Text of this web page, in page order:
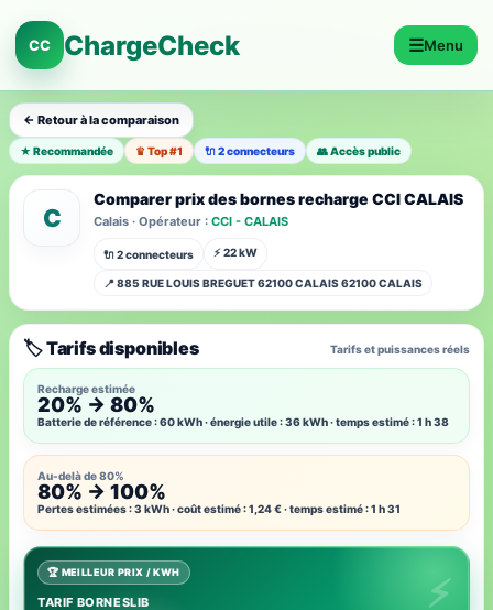
CC ChargeCheck ☰Menu
← Retour à la comparaison
★ Recommandée ♛ Top #1 🔌 2 connecteurs 👥 Accès public
C
Comparer prix des bornes recharge CCI CALAIS
Calais · Opérateur : CCI - CALAIS
🔌 2 connecteurs ⚡ 22 kW
📍 885 RUE LOUIS BREGUET 62100 CALAIS 62100 CALAIS
🏷️ Tarifs disponibles Tarifs et puissances réels
Recharge estimée
20% → 80%
Batterie de référence : 60 kWh · énergie utile : 36 kWh · temps estimé : 1 h 38
Au-delà de 80%
80% → 100%
Pertes estimées : 3 kWh · coût estimé : 1,24 € · temps estimé : 1 h 31
🏆 MEILLEUR PRIX / KWH
TARIF BORNESLIB